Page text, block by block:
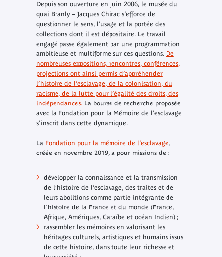
Depuis son ouverture en juin 2006, le musée du
quai Branly – Jacques Chirac s’efforce de
questionner le sens, l’usage et la portée des
collections dont il est dépositaire. Le travail
engagé passe également par une programmation
ambitieuse et multiforme sur ces questions. De
nombreuses expositions, rencontres, conférences,
projections ont ainsi permis d’appréhender
l’histoire de l’esclavage, de la colonisation, du
racisme, de la lutte pour l’égalité des droits, des
indépendances.La bourse de recherche proposée
avec la Fondation pour la Mémoire de l’esclavage
s’inscrit dans cette dynamique.
La Fondation pour la mémoire de l’esclavage,
créée en novembre 2019, a pour missions de :
développer la connaissance et la transmission
de l’histoire de l’esclavage, des traites et de
leurs abolitions comme partie intégrante de
l’histoire de la France et du monde (France,
Afrique, Amériques, Caraïbe et océan Indien) ;
rassembler les mémoires en valorisant les
héritages culturels, artistiques et humains issus
de cette histoire, dans toute leur richesse et